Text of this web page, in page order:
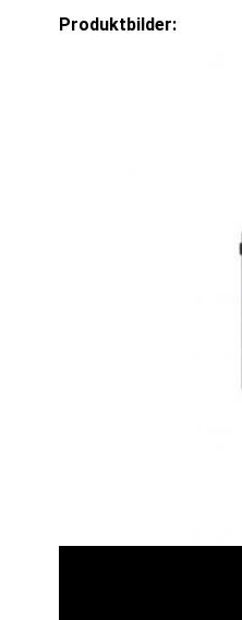
Produktbilder: